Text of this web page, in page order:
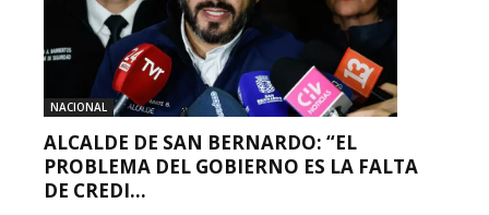
NACIONAL
ALCALDE DE SAN BERNARDO: “EL
PROBLEMA DEL GOBIERNO ES LA FALTA
DE CREDI...